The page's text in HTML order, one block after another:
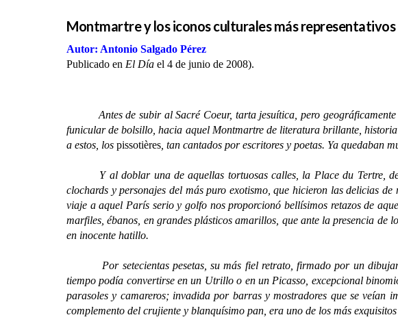
Montmartre y los iconos culturales más representativos
Autor: Antonio Salgado Pérez
Publicado en El Día el 4 de junio de 2008).
Antes de subir al Sacré Coeur, tarta jesuítica, pero
funicular de bolsillo, hacia aquel Montmartre de literatura brillante,
a estos, los pissotières , tan cantados por escritores y poetas. Ya quedaban
Y al doblar una de aquellas tortuosas calles, la Place du Tertre, de
clochards y personajes del más puro exotismo, que hicieron las delicias
viaje a aquel París serio y golfo nos proporcionó bellísimos retazos de
marfiles, ébanos, en grandes plásticos amarillos, que ante la presencia
en inocente hatillo.
Por setecientas pesetas, su más fiel retrato, firmado por un
tiempo podía convertirse en un Utrillo o en un Picasso, excepcional
parasoles y camareros; invadida por barras y mostradores que se
complemento del crujiente y blanquísimo pan, era uno de los más